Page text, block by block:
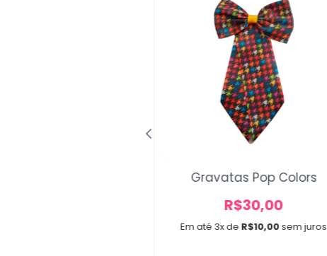
Em até 3x deR$10,00sem juros
Gravatas Pop Colors
R$30,00